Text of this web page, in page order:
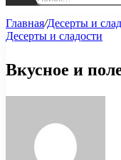
Главная/Десерты и
Десерты и сладости
Вкусное и